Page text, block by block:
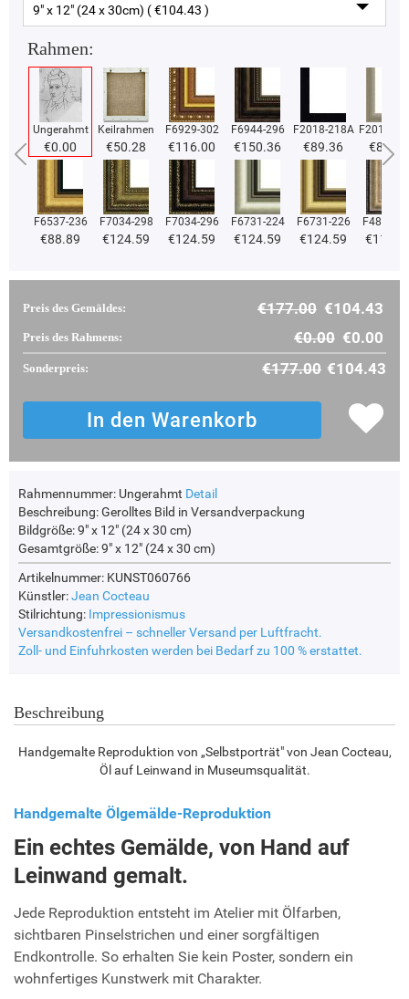
9" x 12" (24 x 30cm) ( €104.43 )
Rahmen:
Ungerahmt
€0.00
Keilrahmen
€50.28
F6929-302
€116.00
F6944-296
€150.36
F2018-218A
€89.36
F2018-
€89.36
F6537-236
€88.89
F7034-298
€124.59
F7034-296
€124.59
F6731-224
€124.59
F6731-226
€124.59
F4827-
Preis des Gemäldes: €177.00 €104.43
Preis des Rahmens: €0.00 €0.00
Sonderpreis: €177.00 €104.43
Rahmennummer: Ungerahmt Detail
Beschreibung:Gerolltes Bild in Versandverpackung
Bildgröße:9" x 12" (24 x 30 cm)
Gesamtgröße:9" x 12" (24 x 30 cm)
Artikelnummer: KUNST060766
Künstler:Jean Cocteau
Stilrichtung: Impressionismus
Versandkostenfrei – schneller Versand per Luftfracht.
Zoll- und Einfuhrkosten werden bei Bedarf zu 100 % erstattet.
Beschreibung
Handgemalte Reproduktion von „Selbstporträt" von Jean Cocteau,
Öl auf Leinwand in Museumsqualität.
Handgemalte Ölgemälde-Reproduktion
Ein echtes Gemälde, von Hand auf
Leinwand gemalt.
Jede Reproduktion entsteht im Atelier mit Ölfarben,
sichtbaren Pinselstrichen und einer sorgfältigen
Endkontrolle. So erhalten Sie kein Poster, sondern ein
wohnfertiges Kunstwerk mit Charakter.